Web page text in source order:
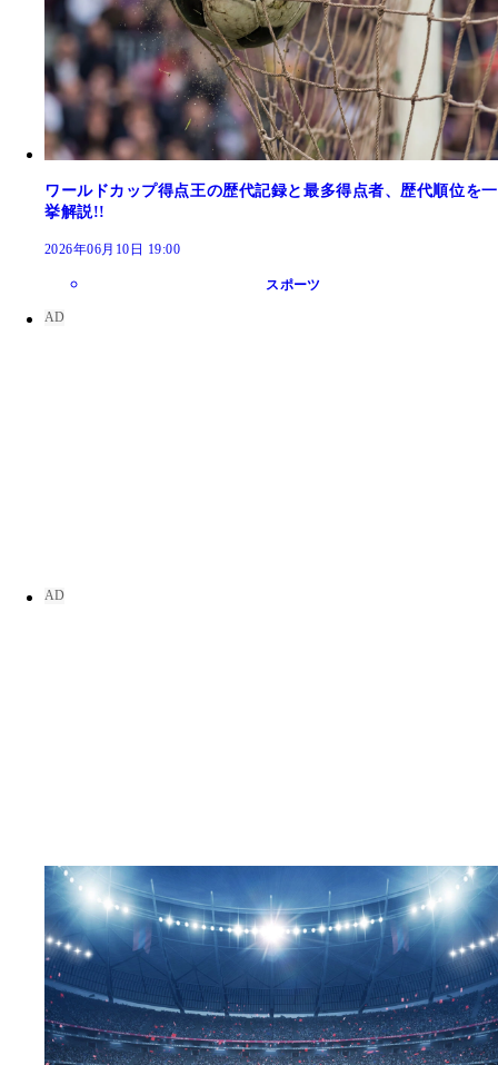
ワールドカップ得点王の歴代記録と最多得点者、歴代順位を一
挙解説!!
2026年06月10日 19:00
スポーツ